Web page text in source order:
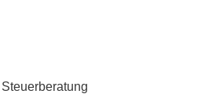
Steuerberatung